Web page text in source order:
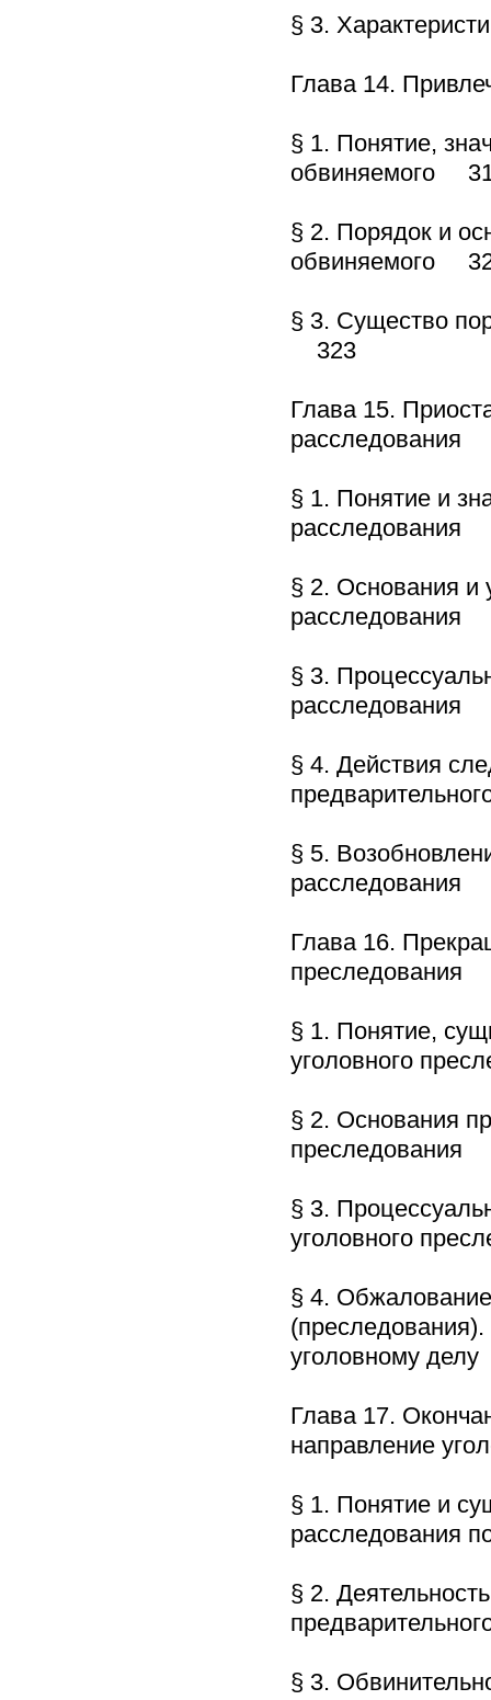
§ 3.
Глава 14.
§ 1. Понятие,
обвиняемого
§ 2. Порядок и
обвиняемого
§ 3. Существо
323
Глава 15.
расследования
§ 1. Понятие и
расследования
§ 2. Основания и
расследования
§ 3.
расследования
§ 4. Действия
§ 5.
расследования
Глава 16.
преследования
§ 1. Понятие,
уголовного
§ 2. Основания
преследования
§ 3.
уголовного
§ 4.
уголовному
Глава 17.
направление
§ 1. Понятие и
расследования
§ 2.
§ 3.